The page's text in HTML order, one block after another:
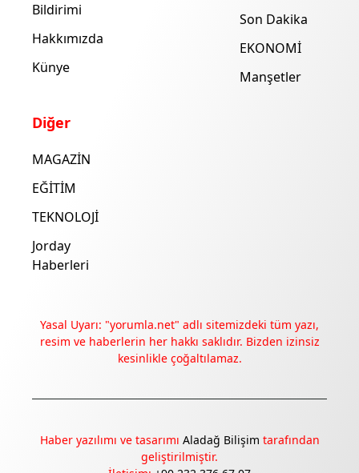
Deneyimini iyileştirmek ve içeriğimizi geliştirmek için çerezler
yalnızca onayınla.
Bildirimi
Hakkımızda
Künye
Son Dakika
EKONOMİ
Manşetler
Diğer
MAGAZİN
EĞİTİM
TEKNOLOJİ
Jorday
Haberleri
Yasal Uyarı: "yorumla.net" adlı sitemizdeki tüm yazı,
resim ve haberlerin her hakkı saklıdır. Bizden izinsiz
kesinlikle çoğaltılamaz.
Haber yazılımı ve tasarımı Aladağ Bilişim tarafından
geliştirilmiştir.